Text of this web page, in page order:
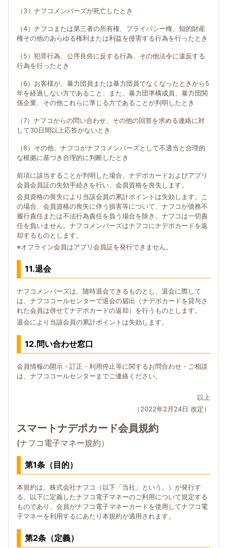
（3）ナフコメンバーズが死亡したとき
（4）ナフコまたは第三者の所有権、プライバシー権、知的財産
権その他のあらゆる権利または利益を侵害する行為を行ったとき
（5）犯罪行為、公序良俗に反する行為、その他法令に違反する
行為を行ったとき
（6）お客様が、暴力団員または暴力団員でなくなったときから5
年を経過しない方であること、また、暴力団準構成員、暴力団関
係企業、その他これらに準じる方であることが判明したとき
（7）ナフコからの問い合わせ、その他の回答を求める連絡に対
して30日間以上応答がないとき
（8）その他、ナフコがナフコメンバーズとして不適当と合理的
な根拠に基づき合理的に判断したとき
前項に該当することが判明した場合、ナデポカードおよびアプリ
会員会員証の失効手続きを行い、会員資格を喪失します。
会員資格の喪失により当該会員の累計ポイントは失効します。こ
の場合、会員資格の喪失に伴う損害等について、ナフコが債務不
履行責任または不法行為責任を負う場合を除き、ナフコは一切責
任を負いません。ナフコメンバーズはナフコにナデポカードを返
却するものとします。
※オフライン会員はアプリ会員証を発行できません。
11.退会
ナフコメンバーズは、随時退会できるものとし、退会に際して
は、ナフココールセンターで退会の届出（ナデポカードを貸与さ
れた会員は併せてナデポカードの返却）を行うものとします。
退会により当該会員の累計ポイントは失効します。
12.問い合わせ窓口
会員情報の開示・訂正・利用停止等に関するお問合わせ・ご相談
は、ナフココールセンターまでご連絡ください。
以上
（2022年2月24日 改定）
スマートナデポカード会員規約
(ナフコ電子マネー規約）
第1条（目的）
本規約は、株式会社ナフコ（以下「当社」という。）が発行す
る、以下に定義したナフコ電子マネーのご利用について規定する
ものであり、会員がナフコ電子マネーカードを使用してナフコ電
子マネーを利用するにあたり本規約が適用されます。
第2条（定義）